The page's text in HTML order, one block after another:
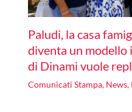
Paludi, la casa
diventa un modello
di Dinami vuole
Comunicati Stampa, News,